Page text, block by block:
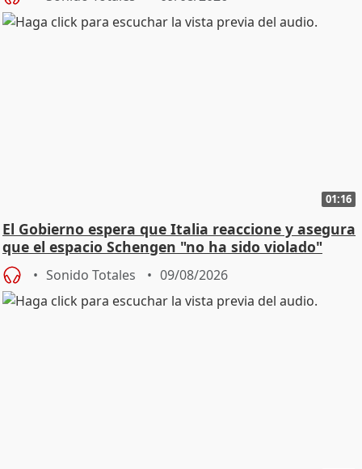
01:16
El Gobierno espera que Italia reaccione y asegura
que el espacio Schengen "no ha sido violado"
Sonido Totales 09/08/2026